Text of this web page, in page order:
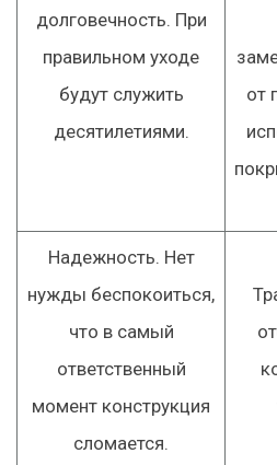
долговечность. При
правильном уходе
будут служить
десятилетиями.
от
Надежность. Нет
нужды беспокоиться,
что в самый
ответственный
момент конструкция
сломается.